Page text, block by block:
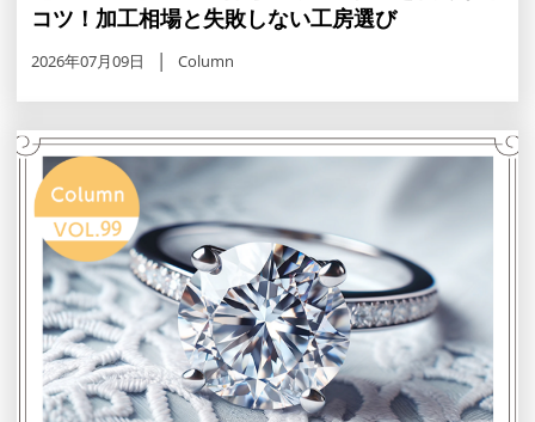
コツ！加工相場と失敗しない工房選び
2026年07月09日 Column